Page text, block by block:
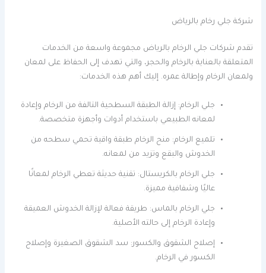
شركة جلي رخام بالرياض
تقدم شركات جلي الرخام بالرياض مجموعة واسعة من الخدمات
المتعلقة بالعناية بالرخام والحجر، والتي تهدف إلى الحفاظ على لمعان
ولمعان الرخام وإطالة عمره. إليك أهم هذه الخدمات:
جلي الرخام: إزالة الطبقة السطحية التالفة من الرخام وإعادة
لمعانه الطبيعي باستخدام أدوات وأجهزة متخصصة.
تلميع الرخام: منح الرخام طبقة واقية تحمي سطحه من
الخدوش والبقع وتزيد من لمعانه.
جلي الرخام بالكريستال: تقنية حديثة تعطي الرخام لمعانًا
عاليًا وشفافية مميزة.
جلي الرخام بالماس: طريقة فعالة لإزالة الخدوش العميقة
وإعادة الرخام إلى حالته الأصلية.
إصلاح الشقوق والكسور: سد الشقوق الصغيرة وإصلاح
الكسور في الرخام.